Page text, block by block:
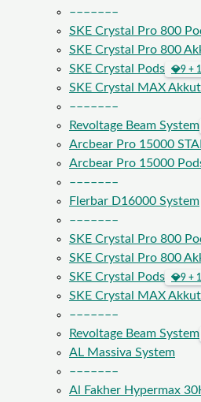
–––––––
SKE Crystal Pro 800
SKE Crystal Pro 800
SKE Crystal Pods
💎9 +
SKE Crystal MAX
–––––––
Revoltage Beam System
Arcbear Pro 15000
Arcbear Pro 15000
–––––––
Flerbar D16000 System
–––––––
SKE Crystal Pro 800
SKE Crystal Pro 800
SKE Crystal Pods
💎9 +
SKE Crystal MAX
–––––––
Revoltage Beam System
AL Massiva System
–––––––
Al Fakher Hypermax